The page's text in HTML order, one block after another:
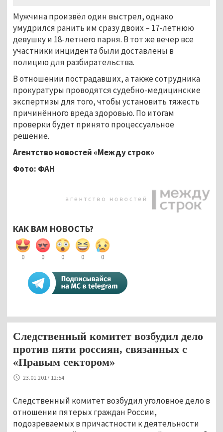
Мужчина произвёл один выстрел, однако
умудрился ранить им сразу двоих – 17-летнюю
девушку и 18-летнего парня. В тот же вечер все
участники инцидента были доставлены в
полицию для разбирательства.
В отношении пострадавших, а также сотрудника
прокуратуры проводятся судебно-медицинские
экспертизы для того, чтобы установить тяжесть
причинённого вреда здоровью. По итогам
проверки будет принято процессуальное
решение.
Агентство новостей «Между строк»
Фото: ФАН
КАК ВАМ НОВОСТЬ?
0 0 0 0 0
Следственный комитет возбудил дело
против пяти россиян, связанных с
«Правым сектором»
23.01.2017 12:54
Следственный комитет возбудил уголовное дело в
отношении пятерых граждан России,
подозреваемых в причастности к деятельности